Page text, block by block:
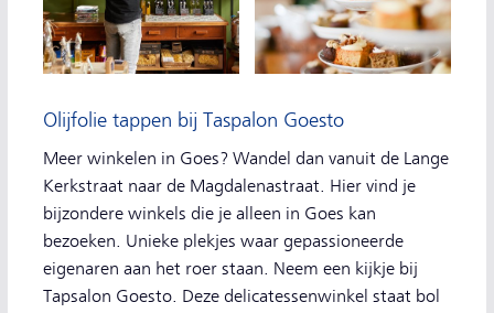
Olijfolie tappen bij Taspalon Goesto
Meer winkelen in Goes? Wandel dan vanuit de Lange
Kerkstraat naar de Magdalenastraat. Hier vind je
bijzondere winkels die je alleen in Goes kan
bezoeken. Unieke plekjes waar gepassioneerde
eigenaren aan het roer staan. Neem een kijkje bij
Tapsalon Goesto. Deze delicatessenwinkel staat bol